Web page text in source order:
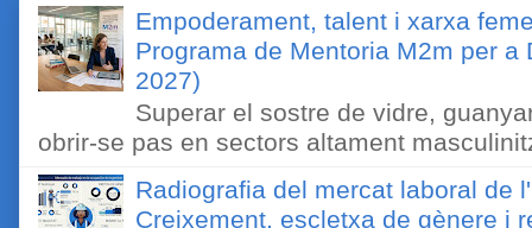
Empoderament, talent i xarxa
Programa de Mentoria M2m per
2027)
Superar el sostre de vidre,
obrir-se pas en sectors altament
Radiografia del mercat laboral de
Creixement, escletxa de gènere i